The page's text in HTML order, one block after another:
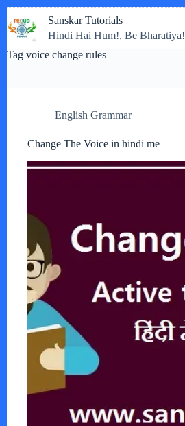
to
content
Sanskar Tutorials
Hindi Hai Hum!, Be Bharatiya!
Tag voice change rules
English Grammar
Change The Voice in hindi me